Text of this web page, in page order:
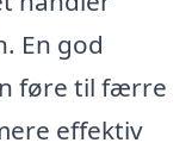
En god
føre til færre
effektiv